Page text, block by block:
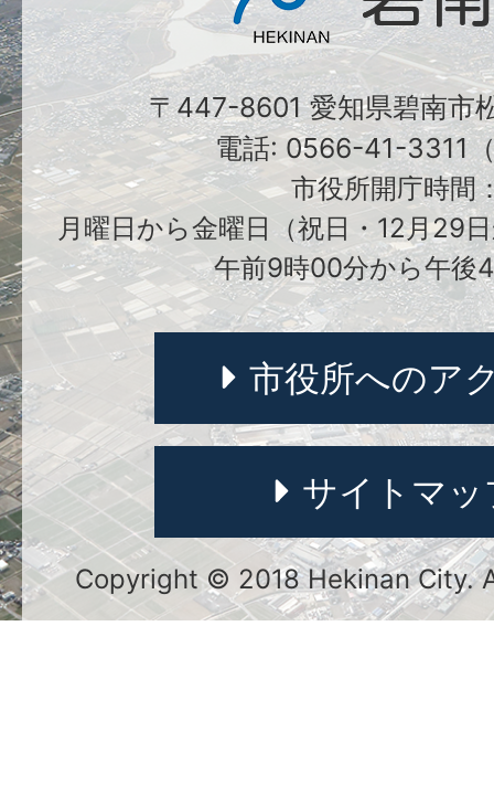
〒447-8601 愛知県碧南市
電話: 0566-41-3311
市役所開庁時間
月曜日から金曜日（祝日・12月29
午前9時00分から午後
市役所へのア
サイトマッ
Copyright © 2018 Hekinan City.